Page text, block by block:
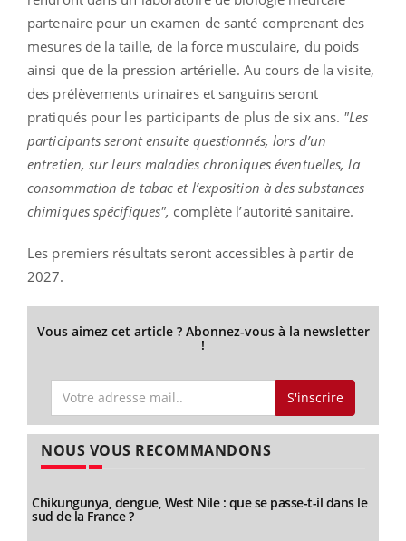
partenaire pour un examen de santé comprenant des
mesures de la taille, de la force musculaire, du poids
ainsi que de la pression artérielle. Au cours de la visite,
des prélèvements urinaires et sanguins seront
pratiqués pour les participants de plus de six ans. "Les
participants seront ensuite questionnés, lors d’un
entretien, sur leurs maladies chroniques éventuelles, la
consommation de tabac et l’exposition à des substances
chimiques spécifiques", complète l’autorité sanitaire.
Les premiers résultats seront accessibles à partir de
2027.
Vous aimez cet article ? Abonnez-vous à la newsletter
!
S'inscrire
NOUS VOUS RECOMMANDONS
Chikungunya, dengue, West Nile : que se passe-t-il dans le
sud de la France ?